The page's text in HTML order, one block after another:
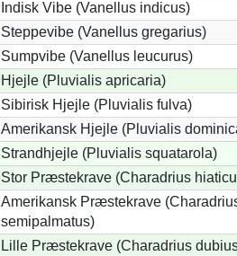
Indisk Vibe (Vanellus indicus)
Steppevibe (Vanellus gregarius)
Sumpvibe (Vanellus leucurus)
Hjejle (Pluvialis apricaria)
Sibirisk Hjejle (Pluvialis fulva)
Amerikansk Hjejle (Pluvialis
Strandhjejle (Pluvialis squatarola)
Stor Præstekrave (Charadrius
Amerikansk Præstekrave
semipalmatus)
Lille Præstekrave (Charadrius